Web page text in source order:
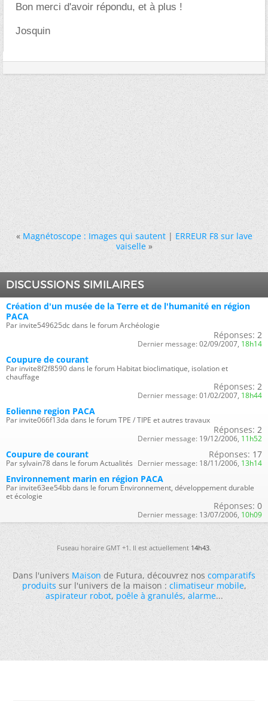
Bon merci d'avoir répondu, et à plus !
Josquin
« Magnétoscope : Images qui sautent|ERREUR F8 sur lave
vaiselle »
DISCUSSIONS SIMILAIRES
Création d'un musée de la Terre et de l'humanité en région
PACA
Par invite549625dc dans le forum Archéologie
Réponses: 2
Dernier message: 02/09/2007, 18h14
Coupure de courant
Par invite8f2f8590 dans le forum Habitat bioclimatique, isolation et
chauffage
Réponses: 2
Dernier message: 01/02/2007, 18h44
Eolienne region PACA
Par invite066f13da dans le forum TPE / TIPE et autres travaux
Réponses: 2
Dernier message: 19/12/2006, 11h52
Coupure de courant
Par sylvain78 dans le forum Actualités
Réponses: 17
Dernier message: 18/11/2006, 13h14
Environnement marin en région PACA
Par invite63ee54bb dans le forum Environnement, développement durable
et écologie
Réponses: 0
Dernier message: 13/07/2006, 10h09
Fuseau horaire GMT +1. Il est actuellement14h43.
Dans l'universMaisonde Futura, découvrez noscomparatifs
produitssur l'univers de la maison :climatiseur mobile,
aspirateur robot,poêle à granulés,alarme...